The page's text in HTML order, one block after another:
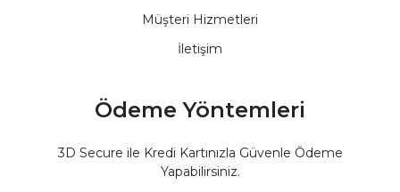
Müşteri Hizmetleri
İletişim
Ödeme Yöntemleri
3D Secure ile Kredi Kartınızla Güvenle Ödeme
Yapabilirsiniz.